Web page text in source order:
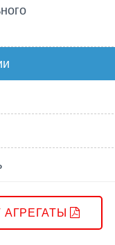
АГРЕГАТЫ